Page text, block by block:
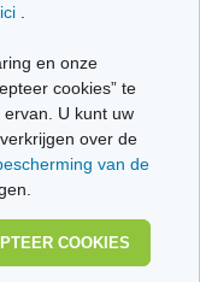
en onze
cookies” te
U kunt uw
over de
van de
COOKIES